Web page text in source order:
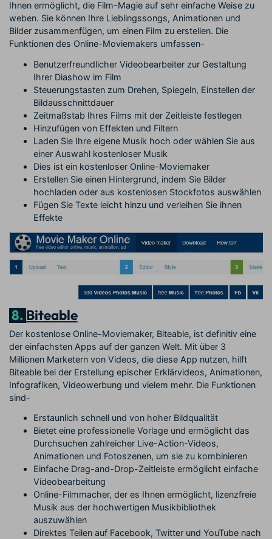
Ihnen ermöglicht, die Film-Magie auf sehr einfache Weise zu
weben. Sie können Ihre Lieblingssongs, Animationen und
Bilder zusammenfügen, um einen Film zu erstellen. Die
Funktionen des Online-Moviemakers umfassen-
Benutzerfreundlicher Videobearbeiter zur Gestaltung
Ihrer Diashow im Film
Steuerungstasten zum Drehen, Spiegeln, Einstellen der
Bildausschnittdauer
Zeitmaßstab Ihres Films mit der Zeitleiste festlegen
Hinzufügen von Effekten und Filtern
Laden Sie Ihre eigene Musik hoch oder wählen Sie aus
einer Auswahl kostenloser Musik
Dies ist ein kostenloser Online-Moviemaker
Erstellen Sie einen Hintergrund, indem Sie Bilder
hochladen oder aus kostenlosen Stockfotos auswählen
Fügen Sie Texte leicht hinzu und verleihen Sie ihnen
Effekte
8. Biteable
Der kostenlose Online-Moviemaker, Biteable, ist definitiv eine
der einfachsten Apps auf der ganzen Welt. Mit über 3
Millionen Marketern von Videos, die diese App nutzen, hilft
Biteable bei der Erstellung epischer Erklärvideos, Animationen,
Infografiken, Videowerbung und vielem mehr. Die Funktionen
sind-
Erstaunlich schnell und von hoher Bildqualität
Bietet eine professionelle Vorlage und ermöglicht das
Durchsuchen zahlreicher Live-Action-Videos,
Animationen und Fotoszenen, um sie zu kombinieren
Einfache Drag-and-Drop-Zeitleiste ermöglicht einfache
Videobearbeitung
Online-Filmmacher, der es Ihnen ermöglicht, lizenzfreie
Musik aus der hochwertigen Musikbibliothek
auszuwählen
Direktes Teilen auf Facebook, Twitter und YouTube nach